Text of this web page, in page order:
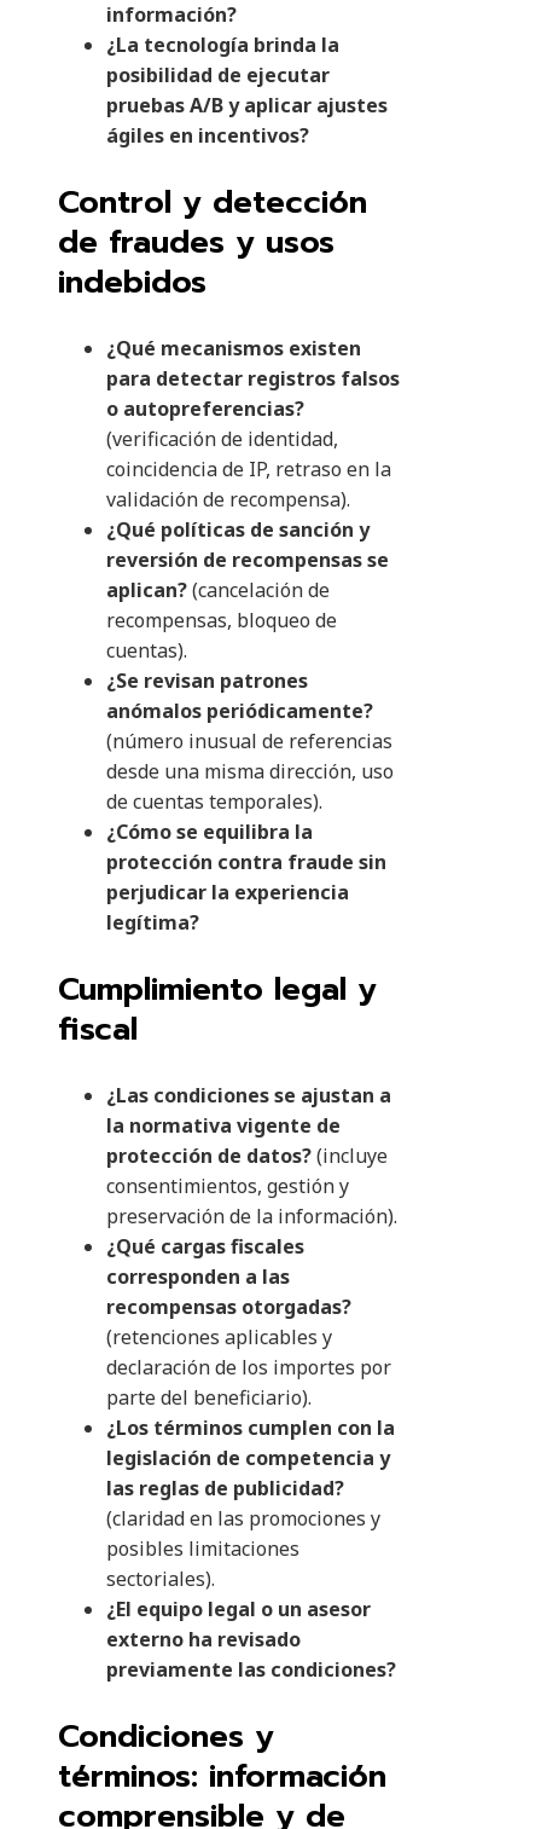
información?
¿La tecnología brinda la
posibilidad de ejecutar
pruebas A/B y aplicar ajustes
ágiles en incentivos?
Control y detección
de fraudes y usos
indebidos
¿Qué mecanismos existen
para detectar registros falsos
o autopreferencias?
(verificación de identidad,
coincidencia de IP, retraso en la
validación de recompensa).
¿Qué políticas de sanción y
reversión de recompensas se
aplican?(cancelación de
recompensas, bloqueo de
cuentas).
¿Se revisan patrones
anómalos periódicamente?
(número inusual de referencias
desde una misma dirección, uso
de cuentas temporales).
¿Cómo se equilibra la
protección contra fraude sin
perjudicar la experiencia
legítima?
Cumplimiento legal y
fiscal
¿Las condiciones se ajustan a
la normativa vigente de
protección de datos?(incluye
consentimientos, gestión y
preservación de la información).
¿Qué cargas fiscales
corresponden a las
recompensas otorgadas?
(retenciones aplicables y
declaración de los importes por
parte del beneficiario).
¿Los términos cumplen con la
legislación de competencia y
las reglas de publicidad?
(claridad en las promociones y
posibles limitaciones
sectoriales).
¿El equipo legal o un asesor
externo ha revisado
previamente las condiciones?
Condiciones y
términos: información
comprensible y de